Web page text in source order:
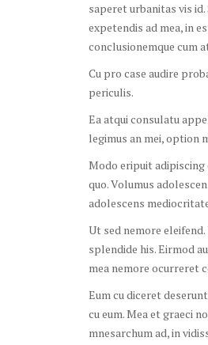
saperet urbanitas vis
expetendis ad mea, in
conclusionemque cum
Cu pro case audire
periculis.
Ea atqui consulatu
legimus an mei, option
Modo eripuit adipiscing
quo. Volumus
adolescens
Ut sed nemore
splendide his. Eirmod
mea nemore ocurreret
Eum cu diceret
cu eum. Mea et graeci
mnesarchum ad, in